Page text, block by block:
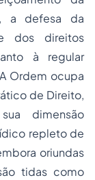
a defesa da
dos direitos
à regular
Ordem ocupa
de Direito,
dimensão
repleto de
oriundas
tidas como